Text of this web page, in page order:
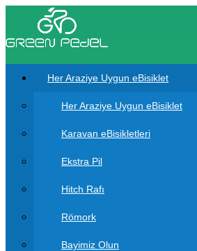
Her Araziye Uygun eBisiklet
Her Araziye Uygun eBisiklet
Karavan eBisikletleri
Ekstra Pil
Hitch Rafı
Römork
Bayimiz Olun